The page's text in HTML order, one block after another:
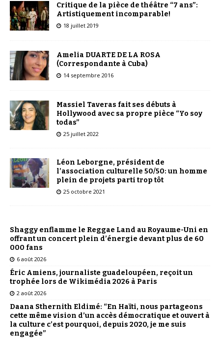
Critique de la pièce de théâtre “7 ans”:
Artistiquement incomparable!
18 juillet 2019
Amelia DUARTE DE LA ROSA
(Correspondante à Cuba)
14 septembre 2016
Massiel Taveras fait ses débuts à
Hollywood avec sa propre pièce “Yo soy
todas”
25 juillet 2022
Léon Leborgne, président de
l’association culturelle 50/50: un homme
plein de projets parti trop tôt
25 octobre 2021
Shaggy enflamme le Reggae Land au Royaume-Uni en
offrant un concert plein d’énergie devant plus de 60
000 fans
6 août 2026
Éric Amiens, journaliste guadeloupéen, reçoit un
trophée lors de Wikimédia 2026 à Paris
2 août 2026
Daana Sthernith Eldimé: “En Haïti, nous partageons
cette même vision d’un accès démocratique et ouvert à
la culture c’est pourquoi, depuis 2020, je me suis
engagée”